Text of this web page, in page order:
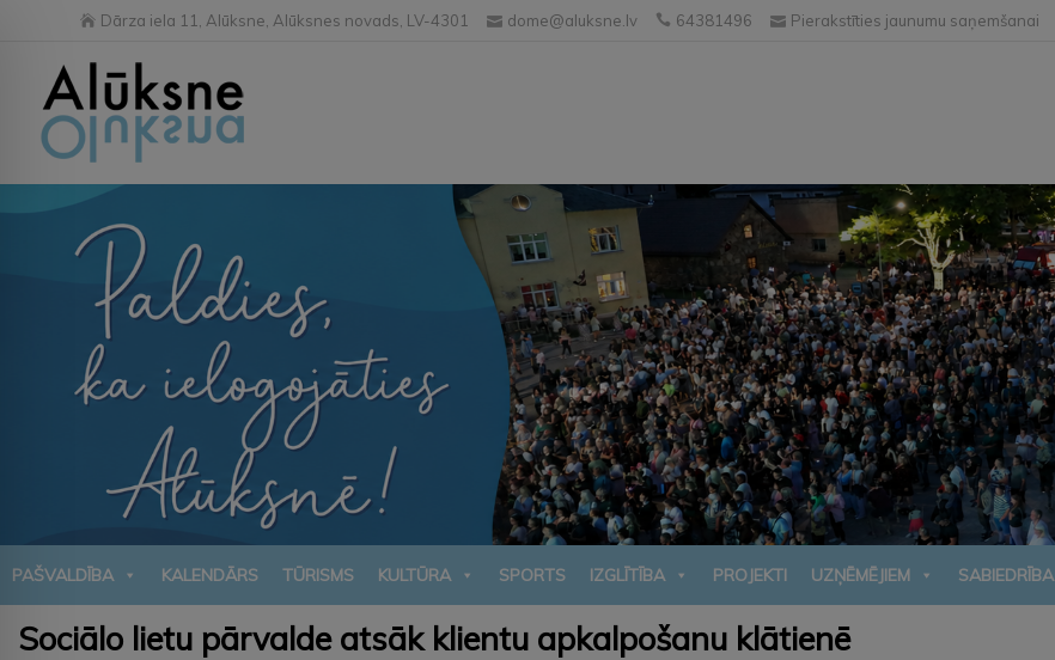
Dārza iela 11, Alūksne, Alūksnes novads, LV-4301 dome@aluksne.lv 64381496 Pierakstīties jaunumu saņemšanai
PAŠVALDĪBA KALENDĀRS TŪRISMS KULTŪRA SPORTS IZGLĪTĪBA PROJEKTI UZŅĒMĒJIEM SABIEDRĪBA
Sociālo lietu pārvalde atsāk klientu apkalpošanu klātienē